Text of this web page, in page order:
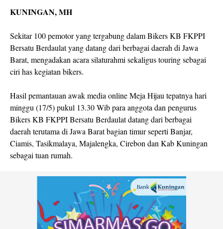
KUNINGAN, MH
Sekitar 100 pemotor yang tergabung dalam Bikers KB FKPPI
Bersatu Berdaulat yang datang dari berbagai daerah di Jawa
Barat, mengadakan acara silaturahmi sekaligus touring sebagai
ciri has kegiatan bikers.
Hasil pemantauan awak media online Meja Hijau tepatnya hari
minggu (17/5) pukul 13.30 Wib para anggota dan pengurus
Bikers KB FKPPI Bersatu Berdaulat datang dari berbagai
daerah terutama di Jawa Barat bagian timur seperti Banjar,
Ciamis, Tasikmalaya, Majalengka, Cirebon dan Kab Kuningan
sebagai tuan rumah.